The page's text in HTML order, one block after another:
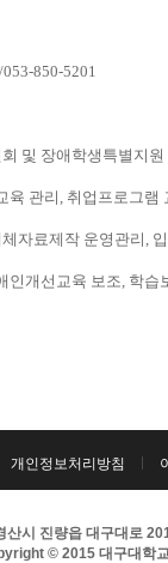
850-5201
및 장애학생특별지
관리, 취업프로그
자료제작 운영관리,
개선교육 보조, 학
개인정보처리방침
산시 진량읍 대구대로
© 2015 대구대학